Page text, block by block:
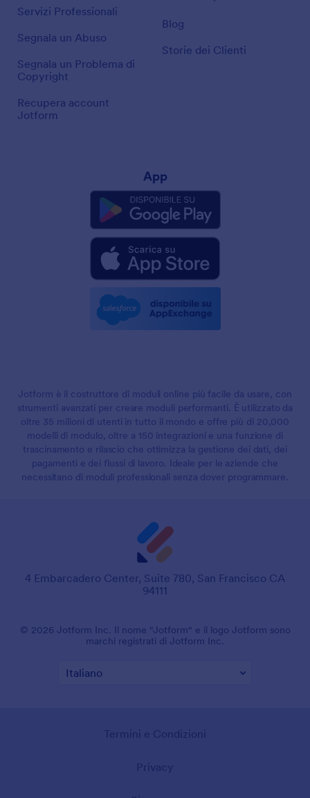
Servizi Professionali
Segnala un Abuso
Segnala un Problema di
Copyright
Recupera account
Jotform
Blog
Storie dei Clienti
App
Jotform è il costruttore di moduli online più facile da usare, con
strumenti avanzati per creare moduli performanti. È utilizzato da
oltre 35 milioni di utenti in tutto il mondo e offre più di 20,000
modelli di modulo, oltre a 150 integrazioni e una funzione di
trascinamento e rilascio che ottimizza la gestione dei dati, dei
pagamenti e dei flussi di lavoro. Ideale per le aziende che
necessitano di moduli professionali senza dover programmare.
4 Embarcadero Center, Suite 780, San Francisco CA
94111
© 2026 Jotform Inc. Il nome "Jotform" e il logo Jotform sono
marchi registrati di Jotform Inc.
Termini e Condizioni
Privacy